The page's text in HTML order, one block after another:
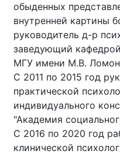
обыденных
внутренней картины
руководитель д-р
заведующий
МГУ имени М.В.
С 2011 по 2015 год
практической
индивидуального
"Академия
С 2016 по 2020 год
клинической